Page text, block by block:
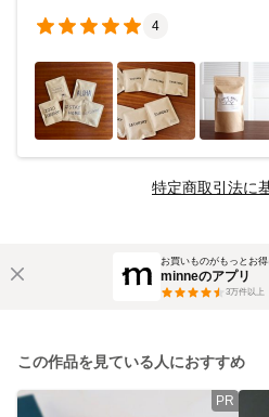
4
特定商取引法に
お買いものがもっとお
minneのアプリ
3万件以上
この作品を見ている人におすすめ
PR